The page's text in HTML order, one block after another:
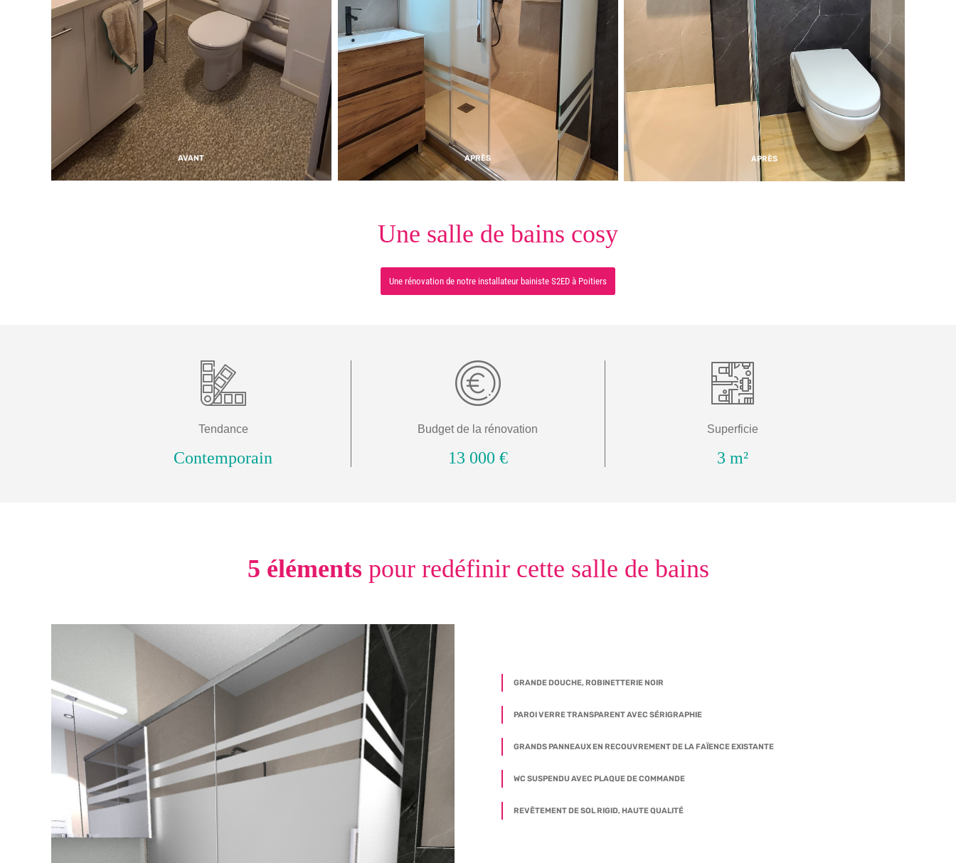
AVANT APRÈS APRÈS
Une salle de bains cosy
Une rénovation de notre installateur bainiste S2ED à Poitiers
Tendance
Contemporain
Budget de la rénovation
13 000 €
Superficie
3 m²
5 élémentspour redéfinir cette salle de bains
GRANDE DOUCHE, ROBINETTERIE NOIR
PAROI VERRE TRANSPARENT AVEC SÉRIGRAPHIE
GRANDS PANNEAUX EN RECOUVREMENT DE LA FAÏENCE EXISTANTE
WC SUSPENDU AVEC PLAQUE DE COMMANDE
REVÊTEMENT DE SOL RIGID, HAUTE QUALITÉ